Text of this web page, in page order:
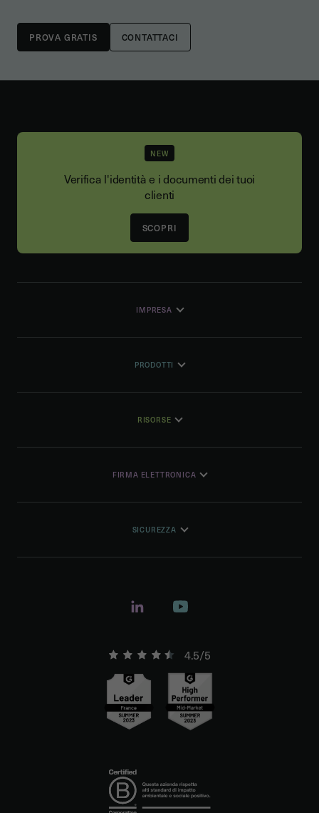
CONTATTACI
NEW
Verifica l'identità e i documenti dei tuoi
clienti
SCOPRI
IMPRESA
PRODOTTI
RISORSE
FIRMA ELETTRONICA
SICUREZZA
4.5/5